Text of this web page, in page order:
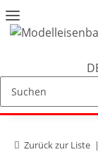
Zurück zur Liste